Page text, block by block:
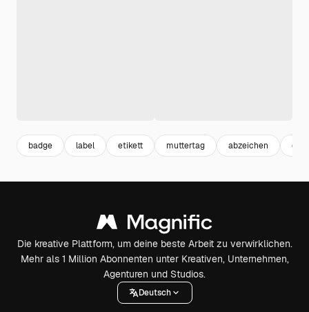
badge label etikett muttertag abzeichen
Die kreative Plattform, um deine beste Arbeit zu verwirklichen.
Mehr als 1 Million Abonnenten unter Kreativen, Unternehmen,
Agenturen und Studios.
Deutsch